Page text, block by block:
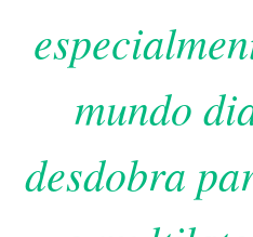
mundo
desdobra